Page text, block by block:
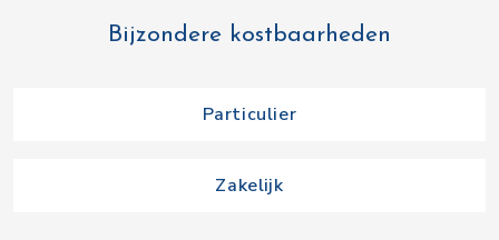
Bijzondere kostbaarheden
Particulier
Zakelijk